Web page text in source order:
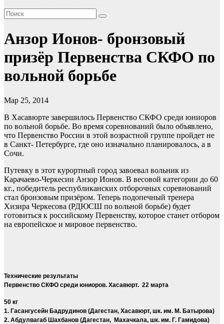
Анзор Ионов- бронзовый
призёр Первенства СКФО по
вольной борьбе
Мар 25, 2014
В Хасавюрте завершилось Первенство СКФО среди юниоров
по вольной борьбе. Во время соревнований было объявлено,
что Первенство России в этой возрастной группе пройдет не
в Санкт- Петербурге, где оно изначально планировалось, а в
Сочи.
Путевку в этот курортный город завоевал вольник из
Карачаево-Черкесии Анзор Ионов. В весовой категории до 60
кг., победитель республиканских отборочных соревнований
стал бронзовым призёром. Теперь подопечный тренера
Хизира Черкесова (РДЮСШ по вольной борьбе) будет
готовиться к российскому Первенству, которое станет отбором
на европейское и мировое первенство.
Технические результаты
Первенство СКФО среди юниоров. Хасавюрт. 22 марта
50 кг
1. Гасангусейн Бадрудинов (Дагестан, Хасавюрт, шк. им. М. Батырова)
2. Абдулвагаб Шахбанов (Дагестан, Махачкала, шк. им. Г. Гамидова)